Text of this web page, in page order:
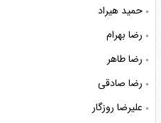
حمید هیراد
رضا بهرام
رضا طاهر
رضا صادقی
علیرضا روزگار